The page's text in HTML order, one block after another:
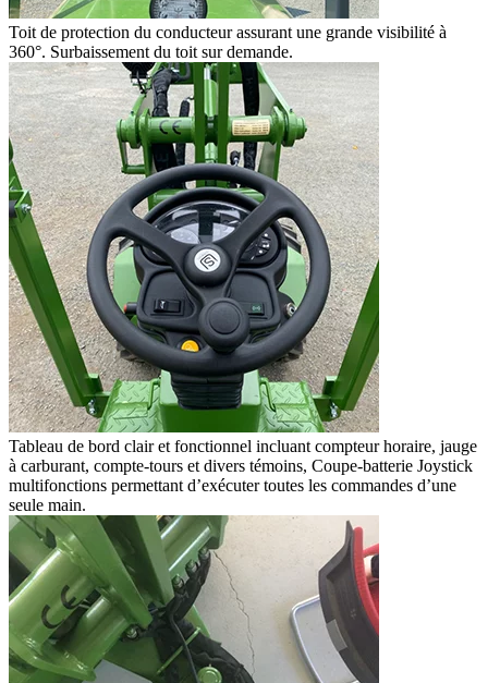
Toit de protection du conducteur assurant une grande visibilité à
360°. Surbaissement du toit sur demande.
Tableau de bord clair et fonctionnel incluant compteur horaire, jauge
à carburant, compte-tours et divers témoins, Coupe-batterie Joystick
multifonctions permettant d’exécuter toutes les commandes d’une
seule main.